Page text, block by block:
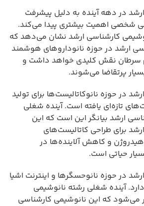
در دهه آینده به دلیل پیشرفت
شخصی اهمیت بیشتری پیدا می‌کند.
کارشناسی ارشد نشان می‌دهد که
ارشد در حوزه نانوداروهای هوشمند
نقش کلیدی خواهد داشت و
پرتقاضا می‌شوند.
در حوزه نانوکاتالیست‌ها برای تولید
تازه‌ای یافته است. آینده شغلی
ارشد بیانگر این است که این
برای طراحی کاتالیست‌های
هیدروژن و کاهش آلاینده‌ها در
حیاتی است.
در حوزه نانوحسگرها و اینترنت اشیا
آینده شغلی رشته نانوشیمی
می‌شود که این نانوشیمی کارشناسی